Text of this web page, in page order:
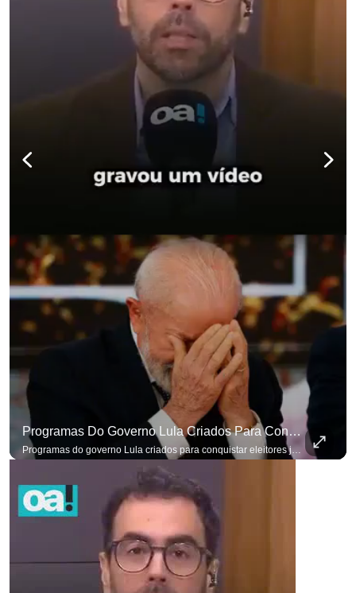
Programas Do Governo Lula Criados Para Conquistar Eleitores Já Não Têm Mais O Mesmo Efeito
Programas do governo Lula criados para conquistar eleitores já não têm o mesmo efeito de campanhas anteriores. #OAntagonista Se você busca informação com credibilidade, inscreva-se agora e ative o